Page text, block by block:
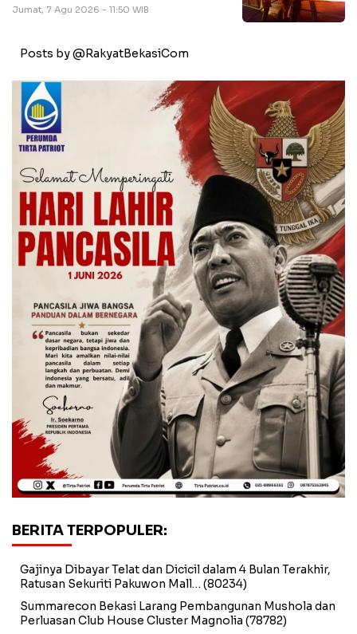
Jumat, 7 Agu 2026 - 11:50 WIB
Posts by @RakyatBekasiCom
BERITA TERPOPULER:
Gajinya Dibayar Telat dan Dicicil dalam 4 Bulan Terakhir,
Ratusan Sekuriti Pakuwon Mall… (80234)
Summarecon Bekasi Larang Pembangunan Mushola dan
Perluasan Club House Cluster Magnolia (78782)